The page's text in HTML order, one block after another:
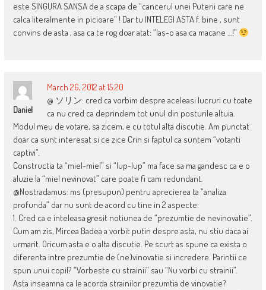
este SINGURA SANSA de a scapa de “cancerul unei Puterii care ne
calca literalmente in picioare” ! Dar tu INTELEGI ASTA f. bine , sunt
convins de asta , asa ca te rog doar atat: “las-o asa ca macane …!”
Daniel
March 26, 2012 at 15:20
@ ソリン: cred ca vorbim despre aceleasi lucruri cu toate
ca nu cred ca deprindem tot unul din posturile altuia.
Modul meu de votare, sa zicem, e cu totul alta discutie. Am punctat
doar ca sunt interesat si ce zice Crin si faptul ca suntem “votanti
captivi”.
Constructia ta “miel-miel” si “lup-lup” ma face sa ma gandesc ca e o
aluzie la “miel nevinovat” care poate fi cam redundant.
@Nostradamus: ms (presupun) pentru aprecierea ta “analiza
profunda” dar nu sunt de acord cu tine in 2 aspecte:
1. Cred ca e inteleasa gresit notiunea de “prezumtie de nevinovatie”.
Cum am zis, Mircea Badea a vorbit putin despre asta, nu stiu daca ai
urmarit. Oricum asta e o alta discutie. Pe scurt as spune ca exista o
diferenta intre prezumtie de (ne)vinovatie si incredere. Parintii ce
spun unui copil? “Vorbeste cu strainii” sau “Nu vorbi cu strainii”.
Asta inseamna ca le acorda strainilor prezumtia de vinovatie?